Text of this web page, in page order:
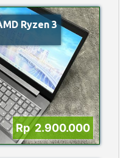
Ryzen 3
Rp 2.900.000